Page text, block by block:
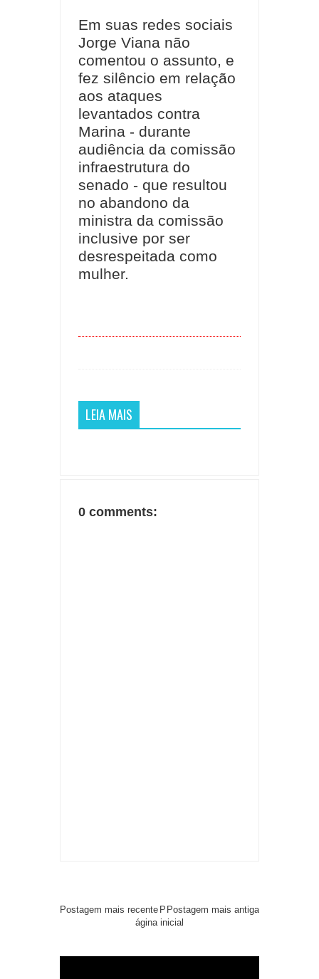
Em suas redes sociais
Jorge Viana não
comentou o assunto, e
fez silêncio em relação
aos ataques
levantados contra
Marina - durante
audiência da comissão
infraestrutura do
senado - que resultou
no abandono da
ministra da comissão
inclusive por ser
desrespeitada como
mulher.
LEIA MAIS
0 comments:
Postagem mais recente Postagem mais antiga
P
ágina inicial